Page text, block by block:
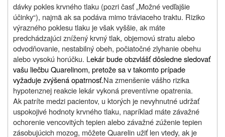
dávky pokles krvného tlaku (pozri časť „Možné vedľajšie
účinky“), najmä ak sa podáva mimo tráviaceho traktu. Riziko
výrazného poklesu tlaku je však vyššie, ak máte
predchádzajúci znížený krvný tlak, objemovú stratu alebo
odvodňovanie, nestabilný obeh, počiatočné zlyhanie obehu
alebo vysokú horúčku. Lekár bude obzvlášť dôsledne sledovať
vašu liečbu Quarelinom, pretože sa v takomto prípade
vyžaduje zvýšená opatrnosť.Na zmenšenie vášho rizika
hypotenznej reakcie lekár vykoná preventívne opatrenia.
Ak patríte medzi pacientov, u ktorých je nevyhnutné udržať
uspokojivé hodnoty krvného tlaku, napríklad máte závažné
ochorenie vencovitých tepien alebo závažné zúženie tepien
zásobujúcich mozog, môžete Quarelin užiť len vtedy, ak je